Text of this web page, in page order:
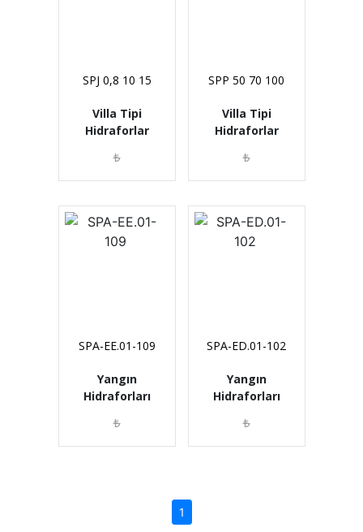
SPJ 0,8 10 15
Villa Tipi
Hidraforlar
₺
SPP 50 70 100
Villa Tipi
Hidraforlar
₺
SPA-EE.01-109
Yangın
Hidraforları
₺
SPA-ED.01-102
Yangın
Hidraforları
₺
1